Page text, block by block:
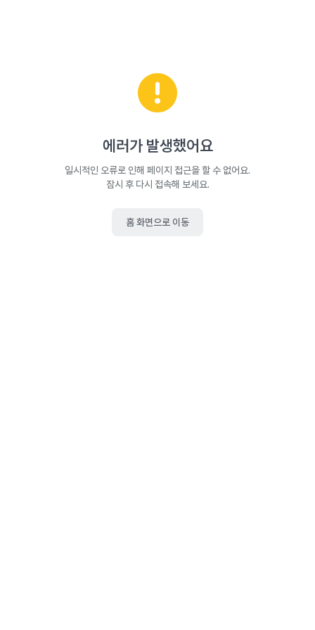
에러가 발생했어요
일시적인 오류로 인해 페이지 접근을 할 수 없어요.
잠시 후 다시 접속해 보세요.
홈 화면으로 이동